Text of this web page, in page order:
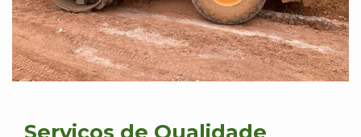
Serviços de Qualidade